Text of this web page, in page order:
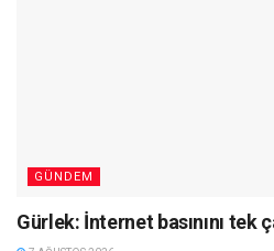
GÜNDEM
Gürlek: İnternet basınını tek